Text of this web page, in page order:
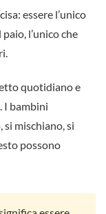
essere l’unico
l’unico che
quotidiano e
I bambini
si mischiano, si
possono